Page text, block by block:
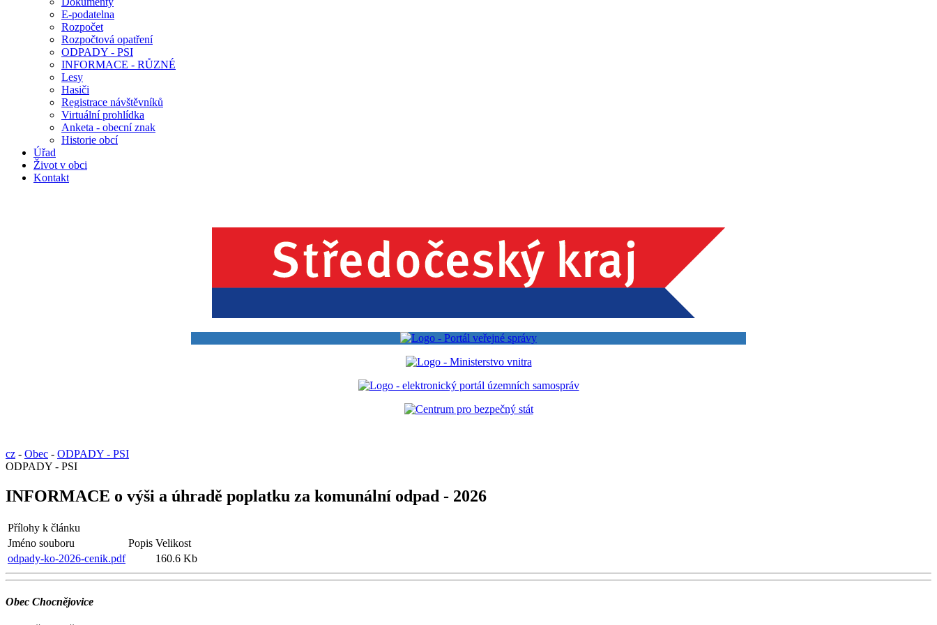
E-podatelna
Rozpočet
Rozpočtová opatření
ODPADY - PSI
INFORMACE - RŮZNÉ
Lesy
Hasiči
Registrace návštěvníků
Virtuální prohlídka
Anketa - obecní znak
Historie obcí
Úřad
Život v obci
Kontakt
cz - Obec - ODPADY - PSI
ODPADY - PSI
INFORMACE o výši a úhradě poplatku za komunální odpad - 2026
Přílohy k článku
Jméno souboru
Popis Velikost
odpady-ko-2026-cenik.pdf
160.6 Kb
Obec Chocnějovice